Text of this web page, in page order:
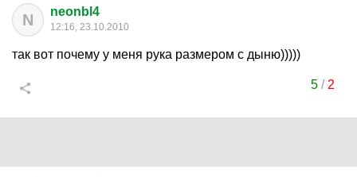
N neonbl4
12:16, 23.10.2010
так вот почему у меня рука размером с дыню)))))
5/ 2